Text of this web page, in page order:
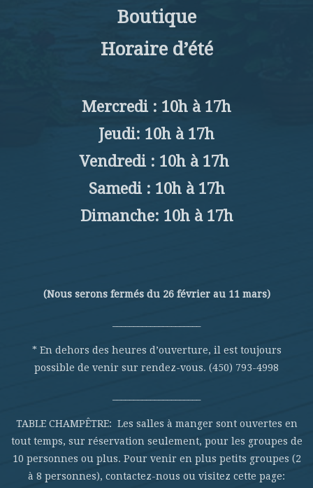
Boutique
Horaire d’été
Mercredi : 10h à 17h
Jeudi: 10h à 17h
Vendredi : 10h à 17h
Samedi : 10h à 17h
Dimanche: 10h à 17h
(Nous serons fermés du 26 février au 11 mars)
* En dehors des heures d’ouverture, il est toujours
possible de venir sur rendez-vous. (450) 793-4998
TABLE CHAMPÊTRE: Les salles à manger sont ouvertes en
tout temps, sur réservation seulement, pour les groupes de
10 personnes ou plus. Pour venir en plus petits groupes (2
à 8 personnes), contactez-nous ou visitez cette page: